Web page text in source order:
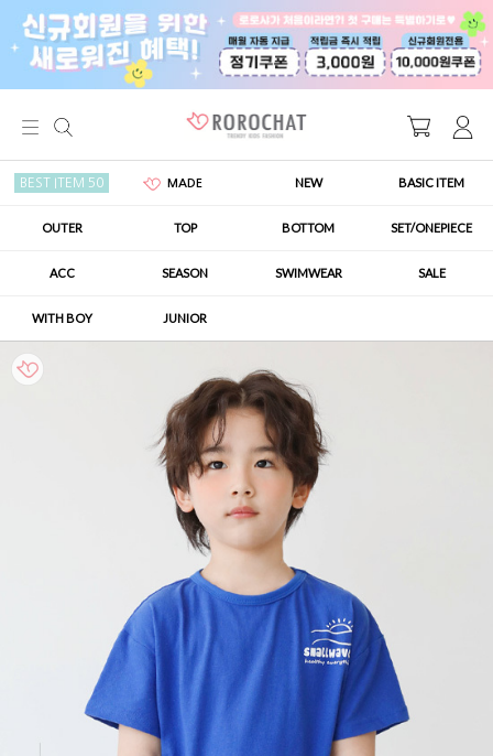
BEST ITEM 50 MADE NEW BASIC ITEM
OUTER TOP BOTTOM SET/ONEPIECE
ACC SEASON SWIMWEAR SALE
WITH BOY JUNIOR